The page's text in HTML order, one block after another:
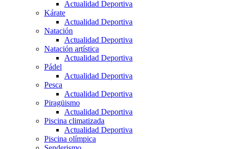
Actualidad Deportiva
Kárate
Actualidad Deportiva
Natación
Actualidad Deportiva
Natación artística
Actualidad Deportiva
Pádel
Actualidad Deportiva
Pesca
Actualidad Deportiva
Piragüismo
Actualidad Deportiva
Piscina climatizada
Actualidad Deportiva
Piscina olímpica